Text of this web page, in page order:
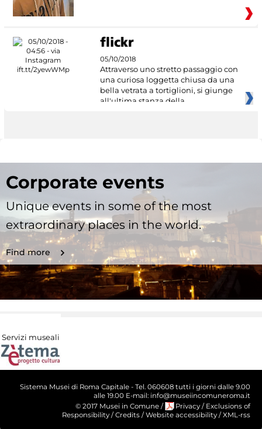
05/10/2018
Attraverso uno stretto passaggio con
una curiosa loggetta chiusa da una
bella vetrata a tortiglioni, si giunge
all'ultima stanza della
Corporate events
Unique events in some of the most
extraordinary places in the world.
Find more
Servizi museali
Sistema Musei di Roma Capitale - Tel. 060608 tutti i giorni dalle 9.00
alle 19.00 E-mail: info@museiincomuneroma.it
© 2017 Musei in Comune / Privacy / Exclusions of
Responsibility / Credits / Website accessibility / XML-rss